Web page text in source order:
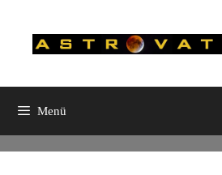
springen
Menü